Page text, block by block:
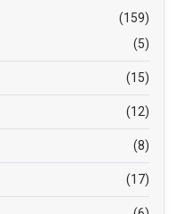
(159)
(5)
(15)
(12)
(8)
(17)